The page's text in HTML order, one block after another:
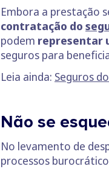
Embora a prestação
contratação do
podem representar
seguros para
Leia ainda: Seguros
Não se
No levamento de
processos